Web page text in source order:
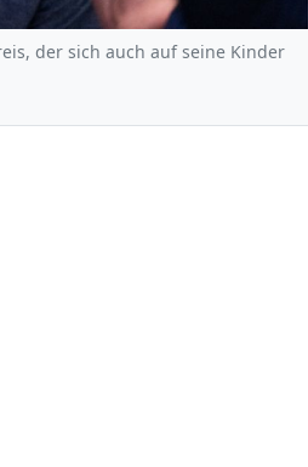
der sich auch auf seine Kinder